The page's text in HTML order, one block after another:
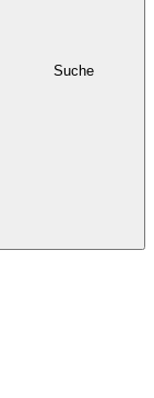
Suche